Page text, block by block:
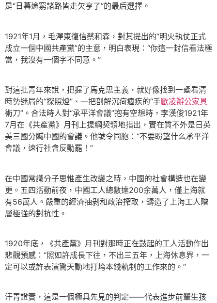
是“日暮途窮諸路皆走欠亨了”的最后選擇。
1921年1月，毛澤東復信蔡和森，對其提出的“明火執仗正式
成立一個中國共產黨”的主意，明白表現：“你這一封信看法極
當，我沒有一個字不同意。”
對這批青年來說，把握了馬克思主義，就好像找到一盞看清
時勢迷局的“探照燈”、一把剖解沉疴痼疾的“手歐凌辦公家具
術刀”。合法時人對“承平洋會議”抱有空想時，李漢俊1921年
7月在《共產黨》月刊上提綱契領地指出，實在質不外是日英
美三國分贓中國的會議。他號令同胞：“不要盼望什么承平洋
會議，速行社會反動罷！”
在中國常識分子思惟產生改變之時，中國的社會構造也在變
更。五四活動前夜，中國工人總數達200余萬人，僅上海就
有56萬人。嚴重的經濟抽剝和政治搾取，鑄造了上海工人階
層極強的對抗性。
1920年底，《共產黨》月刊對那時正在鼓起的工人活動作出
悲觀預感：“照如許成長下往，不出三五年，上海休息界，一
定可以或許表演驚天動地打垮本錢軌制的工作來的。”
汗青證實，這是一個極具先見的判定——代表進步前輩生孩